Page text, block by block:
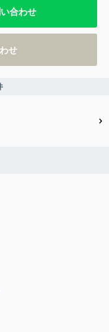
合わせ
せ